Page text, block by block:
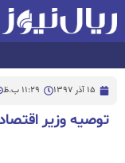
15 آذر 1397 11:29 ب.ظ
توصیه وزیر